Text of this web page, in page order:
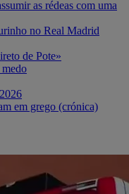
as rédeas com uma
no Real Madrid
de Pote»
em grego (crónica)